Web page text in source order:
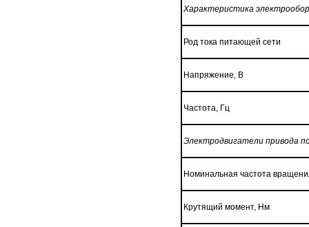
Характеристика
Род тока питающей сети
Напряжение, В
Частота, Гц
Электродвигатели привода
Номинальная частота
Крутящий момент, Нм